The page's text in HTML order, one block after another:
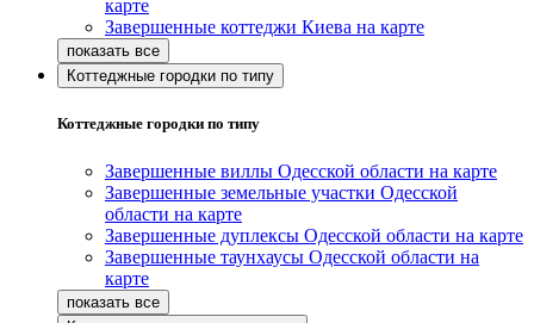
карте
Завершенные коттеджи Киева на карте
Коттеджные городки по типу
Коттеджные городки по типу
Завершенные виллы Одесской области на карте
Завершенные земельные участки Одесской
области на карте
Завершенные дуплексы Одесской области на карте
Завершенные таунхаусы Одесской области на
карте